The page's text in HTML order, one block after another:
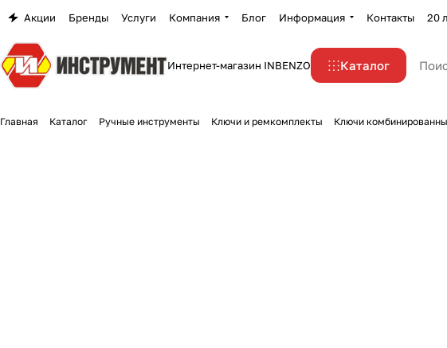
Акции Бренды Услуги Компания Блог Информация Контакты 20
Интернет-магазин INBENZO Каталог
Главная Каталог Ручные инструменты Ключи и ремкомплекты Ключи